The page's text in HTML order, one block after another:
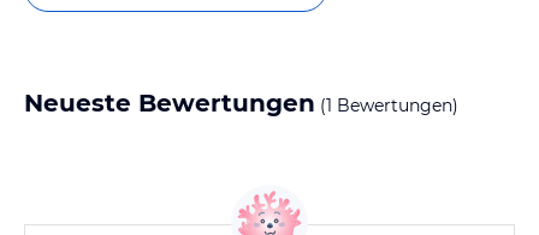
Neueste Bewertungen (1 Bewertungen)